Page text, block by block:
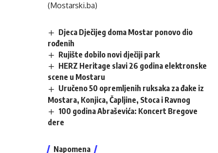
(Mostarski.ba)
Djeca Dječijeg doma Mostar ponovo dio
rođenih
Rujište dobilo novi dječiji park
HERZ Heritage slavi 26 godina elektronske
scene u Mostaru
Uručeno 50 opremljenih ruksaka za đake iz
Mostara, Konjica, Čapljine, Stoca i Ravnog
100 godina Abraševića: Koncert Bregove
dere
Napomena